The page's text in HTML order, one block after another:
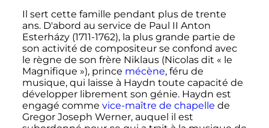
Il sert cette famille pendant plus de trente
ans. D'abord au service de Paul II Anton
Esterházy (1711-1762), la plus grande partie de
son activité de compositeur se confond avec
le règne de son frère Niklaus (Nicolas dit « le
Magnifique »), prince mécène, féru de
musique, qui laisse à Haydn toute capacité de
développer librement son génie. Haydn est
engagé comme vice-maître de chapelle de
Gregor Joseph Werner, auquel il est